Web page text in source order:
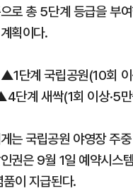
로 총 5단계 등급을 부
획이다.
단계 국립공원(10회
단계 새싹(1회 이상·5
는 국립공원 야영장 주
권은 9월 1일 예약시스
이 지급된다.